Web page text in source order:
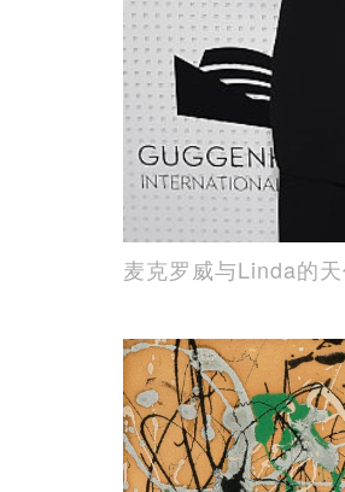
麦克罗威与Linda的